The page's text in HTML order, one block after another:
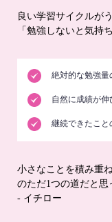
良い学習サイクルが
「勉強しないと気持
絶対的な勉強量
自然に成績が伸
継続できたこと
小さなことを積み重
のただ1つの道だと思
- イチロー